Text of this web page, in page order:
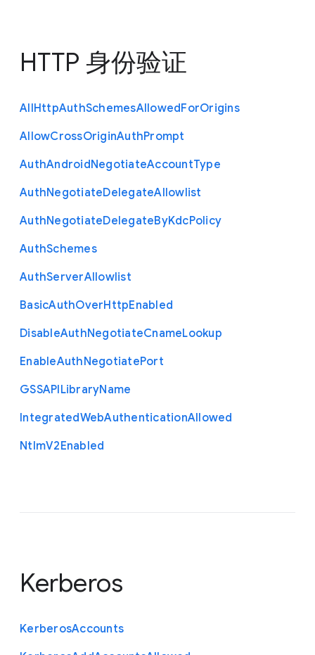
HTTP 身份验证
AllHttpAuthSchemesAllowedForOrigins
AllowCrossOriginAuthPrompt
AuthAndroidNegotiateAccountType
AuthNegotiateDelegateAllowlist
AuthNegotiateDelegateByKdcPolicy
AuthSchemes
AuthServerAllowlist
BasicAuthOverHttpEnabled
DisableAuthNegotiateCnameLookup
EnableAuthNegotiatePort
GSSAPILibraryName
IntegratedWebAuthenticationAllowed
NtlmV2Enabled
Kerberos
KerberosAccounts